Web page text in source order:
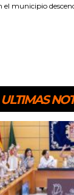
el municipio
ULTIMAS